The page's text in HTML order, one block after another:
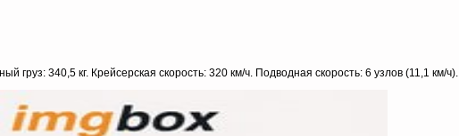
340,5 кг. Крейсерская скорость: 320 км/ч. Подводная скорость: 6 узлов (11,1 км/ч).